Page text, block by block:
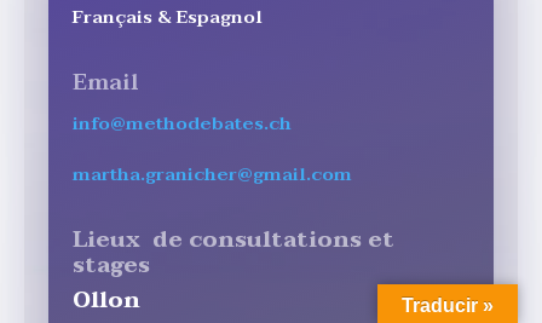
Français & Espagnol
Email
info@methodebates.ch
martha.granicher@gmail.com
Lieux de consultations et
stages
Ollon
Traducir »